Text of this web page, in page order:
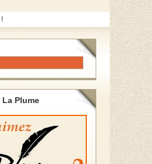
La Plume